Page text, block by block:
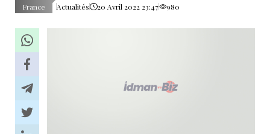
France Actualités 20 Avril 2022 23:47 980